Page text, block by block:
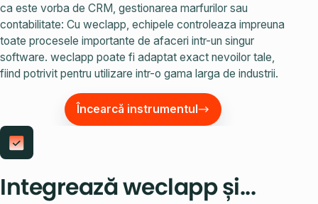
ca este vorba de CRM, gestionarea marfurilor sau
contabilitate: Cu weclapp, echipele controleaza impreuna
toate procesele importante de afaceri intr-un singur
software. weclapp poate fi adaptat exact nevoilor tale,
fiind potrivit pentru utilizare intr-o gama larga de industrii.
Încearcă instrumentul
Integrează weclapp și...